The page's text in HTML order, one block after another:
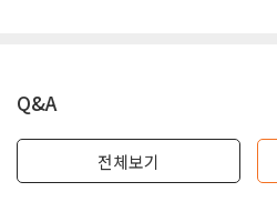
Q&A
전체보기